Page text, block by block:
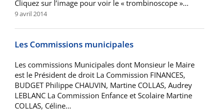
Cliquez sur l’image pour voir le « trombinoscope »…
9 avril 2014
Les Commissions municipales
Les commissions Municipales dont Monsieur le Maire
est le Président de droit La Commission FINANCES,
BUDGET Philippe CHAUVIN, Martine COLLAS, Audrey
LEBLANC La Commission Enfance et Scolaire Martine
COLLAS, Céline…